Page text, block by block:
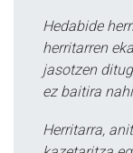
Hedabide
herritarren
jasotzen
ez baitira
Herritarra,